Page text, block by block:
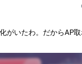
がいたわ。だからAP